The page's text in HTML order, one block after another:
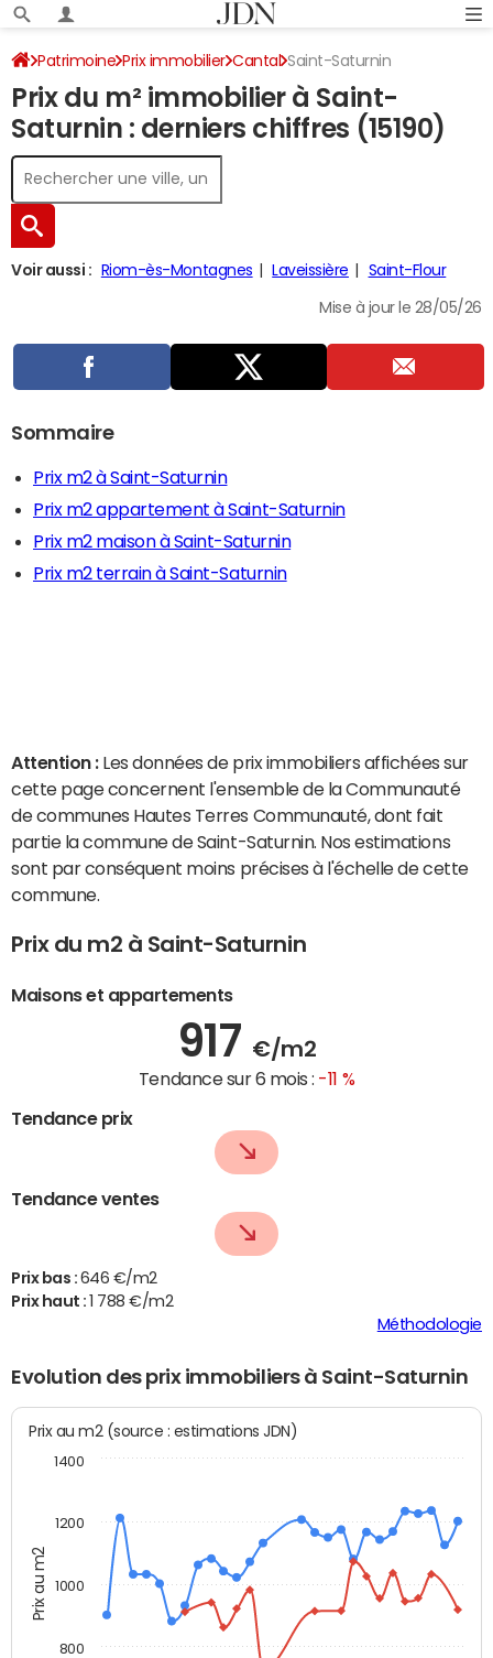
Patrimoine Prix immobilier Cantal Saint-Saturnin
Prix du m² immobilier à Saint-
Saturnin : derniers chiffres (15190)
Voir aussi : Riom-ès-Montagnes Laveissière Saint-Flour
Mise à jour le 28/05/26
Sommaire
Prix m2 à Saint-Saturnin
Prix m2 appartement à Saint-Saturnin
Prix m2 maison à Saint-Saturnin
Prix m2 terrain à Saint-Saturnin
Attention : Les données de prix immobiliers affichées sur
cette page concernent l'ensemble de la Communauté
de communes Hautes Terres Communauté, dont fait
partie la commune de Saint-Saturnin. Nos estimations
sont par conséquent moins précises à l'échelle de cette
commune.
Prix du m2 à Saint-Saturnin
Maisons et appartements
917 €/m2
Tendance sur 6 mois : -11 %
Tendance prix
Tendance ventes
Prix bas : 646 €/m2
Prix haut :
1 788 €/m2
Méthodologie
Evolution des prix immobiliers à Saint-Saturnin
Prix au m2
Prix au m2 (source : estimations JDN)
800
1000
1200
1400